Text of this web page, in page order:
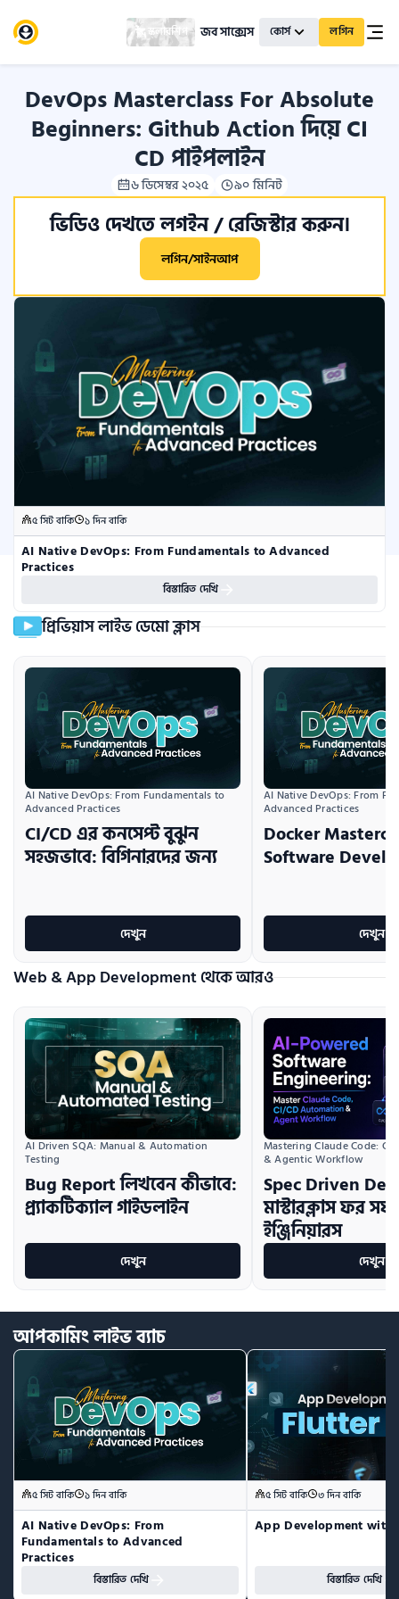
স্কলারশিপ জব সাক্সেস কোর্স লগিন
DevOps Masterclass For Absolute
Beginners: Github Action দিয়ে CI
CD পাইপলাইন
৬ ডিসেম্বর ২০২৫ ৯০ মিনিট
ভিডিও দেখতে লগইন / রেজিস্টার করুন।
লগিন/সাইনআপ
৫ সিট বাকি ১ দিন বাকি
AI Native DevOps: From Fundamentals to Advanced
Practices
বিস্তারিত দেখি
প্রিভিয়াস লাইভ ডেমো ক্লাস
AI Native DevOps: From Fundamentals to
Advanced Practices
CI/CD এর কনসেপ্ট বুঝুন
সহজভাবে: বিগিনারদের জন্য
দেখুন
AI Native DevOps: From
Advanced Practices
Docker
Software
দেখুন
Web & App Development থেকে আরও
AI Driven SQA: Manual & Automation
Testing
Bug Report লিখবেন কীভাবে:
প্র্যাকটিক্যাল গাইডলাইন
দেখুন
Mastering Claude Code:
& Agentic Workflow
Spec Driven
মাস্টারক্লাস ফর
ইঞ্জিনিয়ারস
দেখুন
আপকামিংলাইভব্যাচ
৫ সিট বাকি ১ দিন বাকি
AI Native DevOps: From
Fundamentals to Advanced
Practices
বিস্তারিত দেখি
৫ সিট বাকি ৩ দিন বাকি
App Development with
বিস্তারিত দেখি